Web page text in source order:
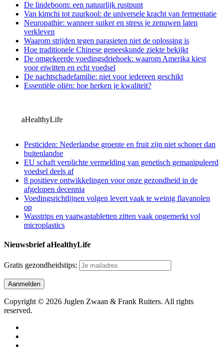
De lindeboom: een natuurlijk rustpunt
Van kimchi tot zuurkool: de universele kracht van fermentatie
Neuropathie: wanneer suiker en stress je zenuwen laten
verkleven
Waarom strijden tegen parasieten niet de oplossing is
Hoe traditionele Chinese geneeskunde ziekte bekijkt
De omgekeerde voedingsdriehoek: waarom Amerika kiest
voor eiwitten en echt voedsel
De nachtschadefamilie: niet voor iedereen geschikt
Essentiële oliën: hoe herken je kwaliteit?
aHealthyLife
Pesticiden: Nederlandse groente en fruit zijn niet schoner dan
buitenlandse
EU schaft verplichte vermelding van genetisch gemanipuleerd
voedsel deels af
8 positieve ontwikkelingen voor onze gezondheid in de
afgelopen decennia
Voedingsrichtlijnen volgen levert vaak te weinig flavanolen
op
Wasstrips en vaatwastabletten zitten vaak ongemerkt vol
microplastics
Nieuwsbrief aHealthyLife
Gratis gezondheidstips:
Copyright © 2026 Juglen Zwaan & Frank Ruiters. All rights
reserved.